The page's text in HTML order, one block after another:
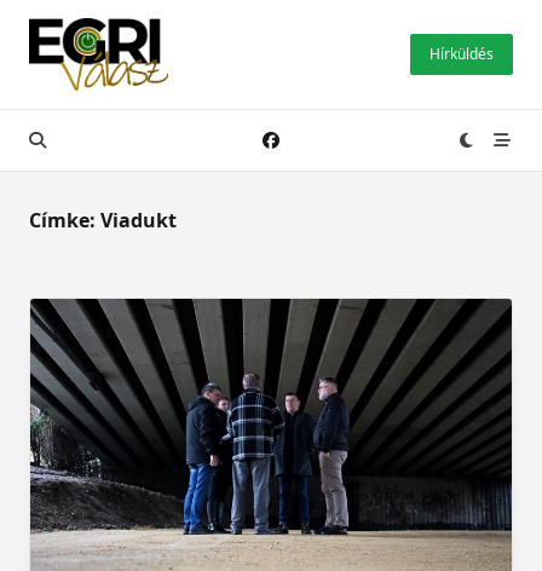
Skip
content
Hírküldés
Címke: Viadukt